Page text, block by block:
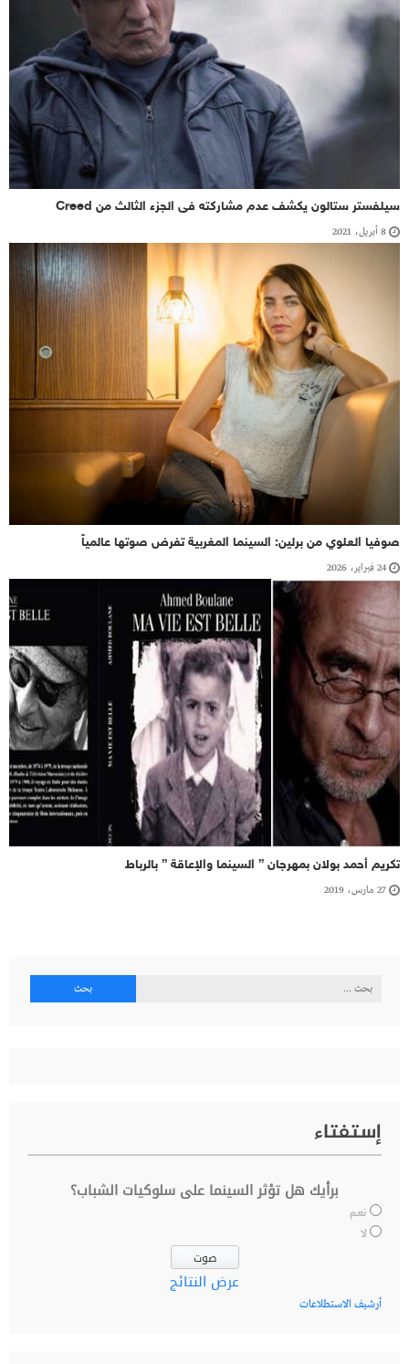
سيلفستر ستالون يكشف عدم مشاركته فى الجزء الثالث من Creed
8 أبريل، 2021
صوفيا العلوي من برلين: السينما المغربية تفرض صوتها عالمياً
24 فبراير، 2026
تكريم أحمد بولان بمهرجان ” السينما والإعاقة ” بالرباط
27 مارس، 2019
البحث
إستفتاء
برأيك هل تؤثر السينما على سلوكيات الشباب؟
نعم
لا
عرض النتائج
أرشيف الاستطلاعات